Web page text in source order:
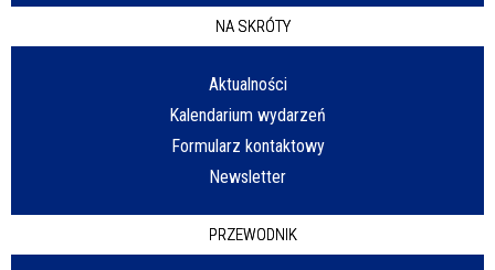
NA SKRÓTY
Aktualności
Kalendarium wydarzeń
Formularz kontaktowy
Newsletter
PRZEWODNIK